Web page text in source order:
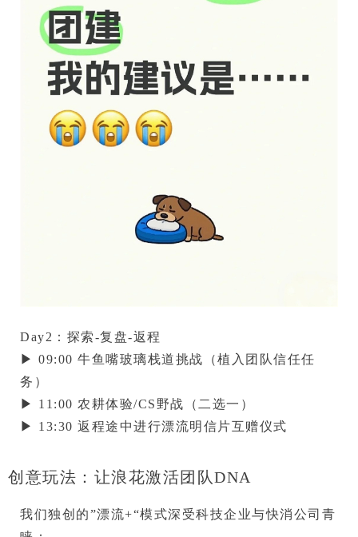
Day2：探索-复盘-返程
▶ 09:00 牛鱼嘴玻璃栈道挑战（植入团队信任任
务）
▶ 11:00 农耕体验/CS野战（二选一）
▶ 13:30 返程途中进行漂流明信片互赠仪式
创意玩法：让浪花激活团队DNA
我们独创的”漂流+“模式深受科技企业与快消公司青